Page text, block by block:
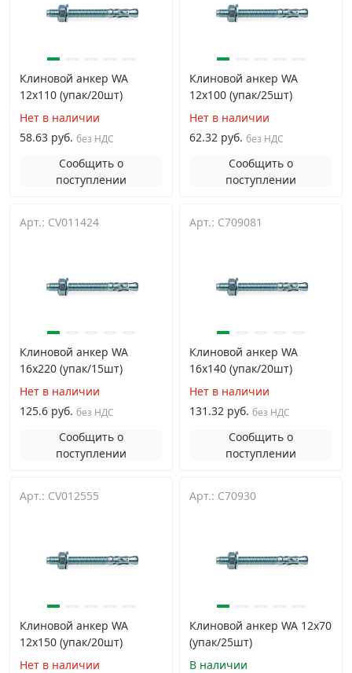
Клиновой анкер WA
12х110 (упак/20шт)
Нет в наличии
58.63 руб. без НДС
Сообщить о
поступлении
Клиновой анкер WA
12х100 (упак/25шт)
Нет в наличии
62.32 руб. без НДС
Сообщить о
поступлении
Арт.: CV011424
Клиновой анкер WA
16х220 (упак/15шт)
Нет в наличии
125.6 руб. без НДС
Сообщить о
поступлении
Арт.: C709081
Клиновой анкер WA
16х140 (упак/20шт)
Нет в наличии
131.32 руб. без НДС
Сообщить о
поступлении
Арт.: CV012555
Клиновой анкер WA
12х150 (упак/20шт)
Нет в наличии
Арт.: C70930
Клиновой анкер WA 12х70
(упак/25шт)
В наличии